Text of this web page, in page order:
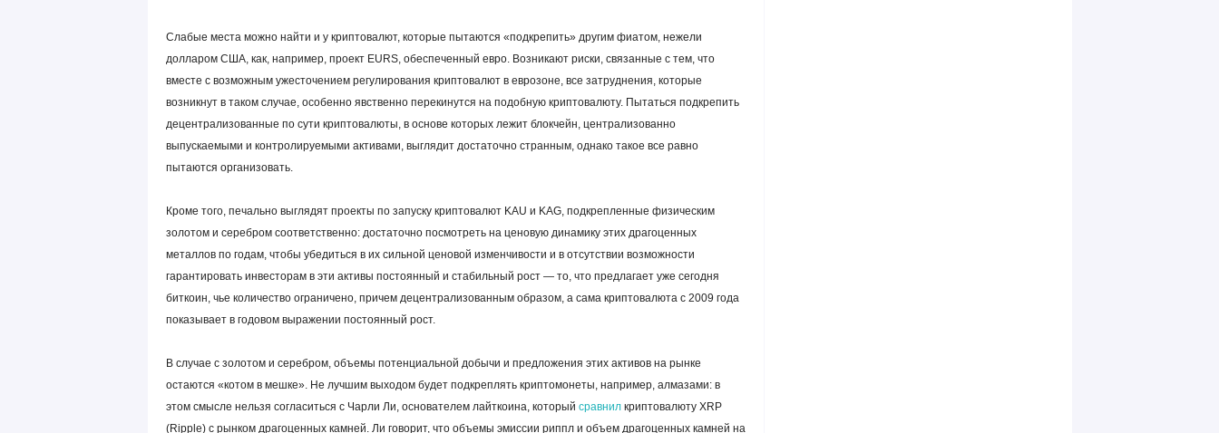
Слабые места можно найти и у криптовалют, которые пытаются «подкрепить» другим фиатом, нежели
долларом США, как, например, проект EURS, обеспеченный евро. Возникают риски, связанные с тем, что
вместе с возможным ужесточением регулирования криптовалют в еврозоне, все затруднения, которые
возникнут в таком случае, особенно явственно перекинутся на подобную криптовалюту. Пытаться подкрепить
децентрализованные по сути криптовалюты, в основе которых лежит блокчейн, централизованно
выпускаемыми и контролируемыми активами, выглядит достаточно странным, однако такое все равно
пытаются организовать.
Кроме того, печально выглядят проекты по запуску криптовалют KAU и KAG, подкрепленные физическим
золотом и серебром соответственно: достаточно посмотреть на ценовую динамику этих драгоценных
металлов по годам, чтобы убедиться в их сильной ценовой изменчивости и в отсутствии возможности
гарантировать инвесторам в эти активы постоянный и стабильный рост — то, что предлагает уже сегодня
биткоин, чье количество ограничено, причем децентрализованным образом, а сама криптовалюта с 2009 года
показывает в годовом выражении постоянный рост.
В случае с золотом и серебром, объемы потенциальной добычи и предложения этих активов на рынке
остаются «котом в мешке». Не лучшим выходом будет подкреплять криптомонеты, например, алмазами: в
этом смысле нельзя согласиться с Чарли Ли, основателем лайткоина, который сравнилкриптовалюту XRP
(Ripple) с рынком драгоценных камней. Ли говорит, что объемы эмиссии риппл и объем драгоценных камней на